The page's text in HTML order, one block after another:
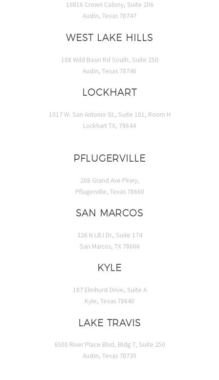
10816 Crown Colony, Suite 206
Austin, Texas 78747
WEST LAKE HILLS
108 Wild Basin Rd South, Suite 250
Austin, Texas 78746
LOCKHART
1017 W. San Antonio St., Suite 101, Room H
Lockhart TX, 78644
PFLUGERVILLE
208 Grand Ave Pkwy,
Pflugerville, Texas 78660
SAN MARCOS
326 N LBJ Dr., Suite 174
San Marcos, TX 78666
KYLE
187 Elmhurst Drive, Suite A
Kyle, Texas 78640
LAKE TRAVIS
6500 River Place Blvd, Bldg 7, Suite 250
Austin, Texas 78730